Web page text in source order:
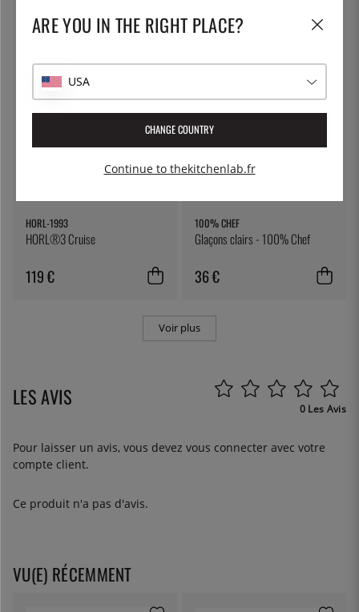
Kitchen Craft
7 €
verrouillable, 5 litres - Patina
55 €
HORL-1993
HORL®3 Cruise
119 €
100% CHEF
Glaçons clairs - 100% Chef
36 €
Voir plus
LES AVIS 0 Les Avis
Pour laisser un avis, vous devez vous connecter avec votre
compte client.
Ce produit n'a pas d'avis.
VU(E) RÉCEMMENT
ARE YOU IN THE RIGHT PLACE?
USA
CHANGE COUNTRY
Continue to thekitchenlab.fr